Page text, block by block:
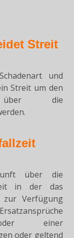
Streit
und
Streit um den
über die
über die
in der das
zur Verfügung
einer
oder geltend